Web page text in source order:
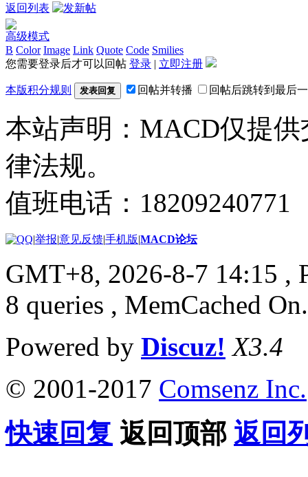
返回列表
高级模式
B Color Image Link Quote Code Smilies
您需要登录后才可以回帖 登录 | 立即注册
本版积分规则 发表回复 回帖并转播 回帖后跳转到最后
本站声明：MACD仅提
律法规。
值班电话：
|举报|意见反馈|手机版|MACD论坛
GMT+8, 2026-8-7 14:15 ,
8 queries , MemCached On.
Powered by Discuz! X3.4
© 2001-2017 Comsenz Inc.
快速回复 返回顶部 返回